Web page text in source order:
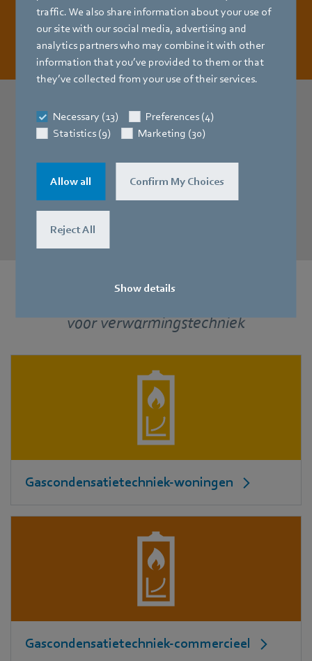
traffic. We also share information about your use of
our site with our social media, advertising and
analytics partners who may combine it with other
information that you’ve provided to them or that
they’ve collected from your use of their services.
Necessary (13)
Preferences (4)
Statistics (9)
Marketing (30)
Allow all Confirm My Choices
Reject All
Show details
Wilt u meer informatie?
Contact
voorverwarmingstechniek
Gascondensatietechniek-woningen
Gascondensatietechniek-commercieel